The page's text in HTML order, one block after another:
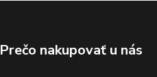
Prečo nakupovať u nás